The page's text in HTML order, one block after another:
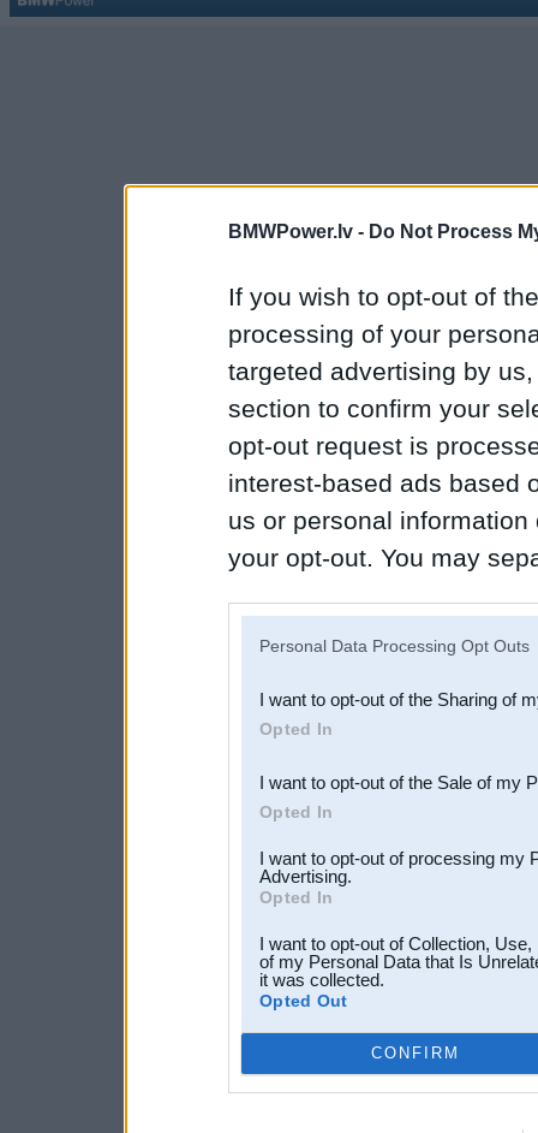
BMWPower.lv - Do Not Process
If you wish to opt-out of
processing of your
targeted advertising by
section to confirm your
opt-out request is
interest-based ads based
us or personal
your opt-out. You may
Downstream Participants
third parties.
Personal Data Processing Opt Outs
I want to opt-out of the Sharing of
Opted In
I want to opt-out of the Sale of my
Opted In
I want to opt-out of processing my
Advertising.
Opted In
I want to opt-out of Collection,
of my Personal Data that Is
it was collected.
Opted Out
CONFIRM